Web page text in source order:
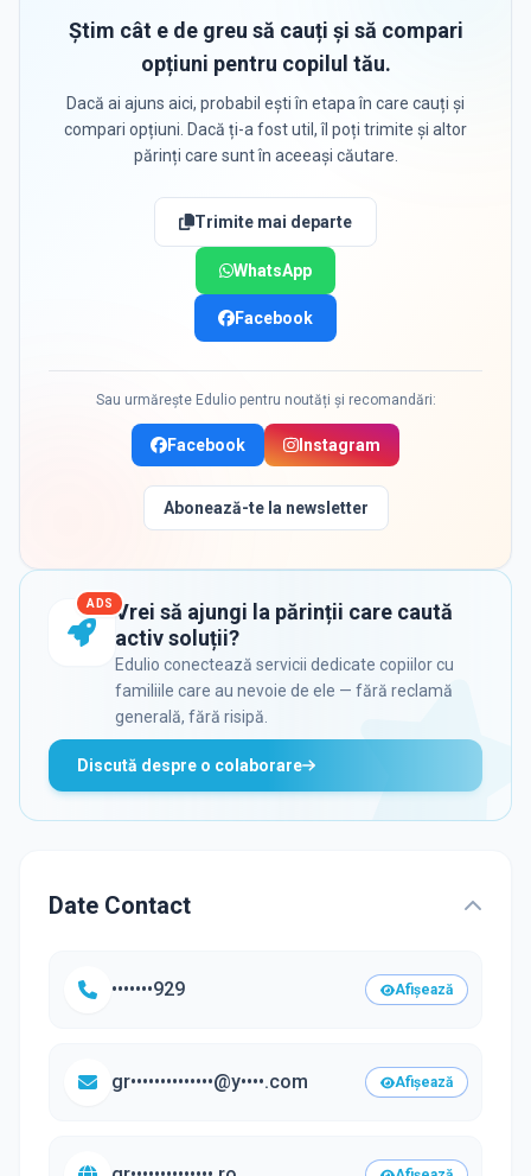
Știm cât e de greu să cauți și să compari
opțiuni pentru copilul tău.
Dacă ai ajuns aici, probabil ești în etapa în care cauți și
compari opțiuni. Dacă ți-a fost util, îl poți trimite și altor
părinți care sunt în aceeași căutare.
Trimite mai departe
WhatsApp
Facebook
Sau urmărește Edulio pentru noutăți și recomandări:
Facebook Instagram
Abonează-te la newsletter
ADS Vrei să ajungi la părinții care caută
activ soluții?
Edulio conectează servicii dedicate copiilor cu
familiile care au nevoie de ele — fără reclamă
generală, fără risipă.
Discută despre o colaborare
Date Contact
•••••••929 Afișează
gr••••••••••••••@y••••.com Afișează